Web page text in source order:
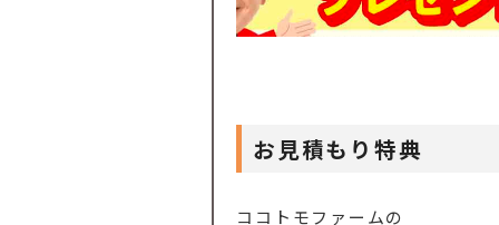
お見積もり特典
ココトモファームの